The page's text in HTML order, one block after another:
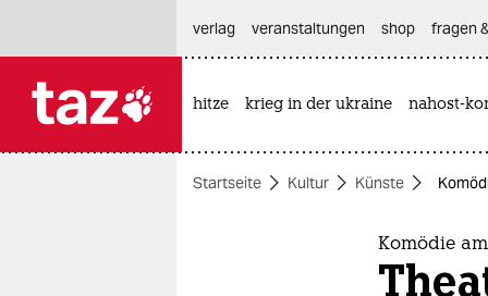
themen
verlag
veranstaltungen shop fragen
hitze krieg in der ukraine nahost-
Startseite Kultur Künste
Komödie